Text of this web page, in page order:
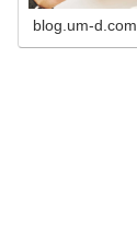
blog.um-d.com